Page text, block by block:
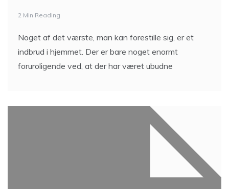
2 Min Reading
Noget af det værste, man kan forestille sig, er et
indbrud i hjemmet. Der er bare noget enormt
foruroligende ved, at der har været ubudne